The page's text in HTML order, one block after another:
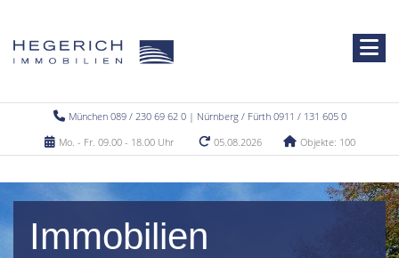
München 089 / 230 69 62 0 | Nürnberg / Fürth 0911 / 131 605 0
Mo. - Fr. 09.00 - 18.00 Uhr
05.08.2026 Objekte: 100
Immobilien